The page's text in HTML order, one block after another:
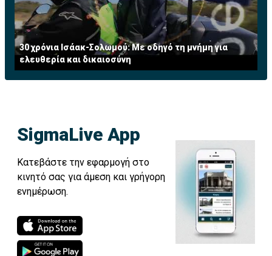
30 χρόνια Ισάακ-Σολωμού: Με οδηγό τη μνήμη για
ελευθερία και δικαιοσύνη
SigmaLive App
Κατεβάστε την εφαρμογή στο
κινητό σας για άμεση και γρήγορη
ενημέρωση.